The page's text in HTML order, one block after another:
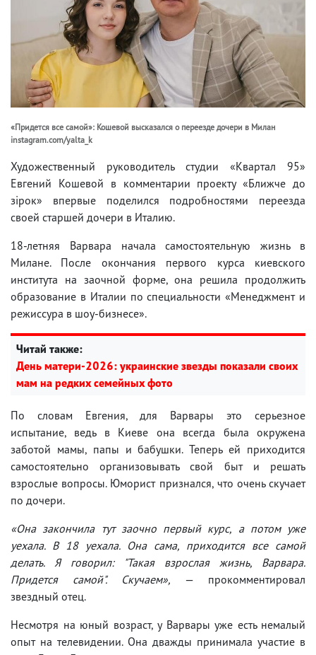
«Придется все самой»: Кошевой высказался о переезде дочери в Милан
instagram.com/yalta_k
Художественный руководитель студии «Квартал 95»
Евгений Кошевой в комментарии проекту «Ближче до
зірок» впервые поделился подробностями переезда
своей старшей дочери в Италию.
18-летняя Варвара начала самостоятельную жизнь в
Милане. После окончания первого курса киевского
института на заочной форме, она решила продолжить
образование в Италии по специальности «Менеджмент и
режиссура в шоу-бизнесе».
Читай также:
День матери-2026: украинские звезды показали своих
мам на редких семейных фото
По словам Евгения, для Варвары это серьезное
испытание, ведь в Киеве она всегда была окружена
заботой мамы, папы и бабушки. Теперь ей приходится
самостоятельно организовывать свой быт и решать
взрослые вопросы. Юморист признался, что очень скучает
по дочери.
«Она закончила тут заочно первый курс, а потом уже
уехала. В 18 уехала. Она сама, приходится все самой
делать. Я говорил: "Такая взрослая жизнь, Варвара.
Придется самой". Скучаем», — прокомментировал
звездный отец.
Несмотря на юный возраст, у Варвары уже есть немалый
опыт на телевидении. Она дважды принимала участие в